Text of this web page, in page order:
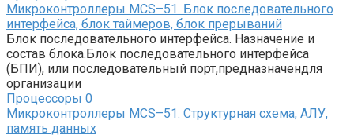
Микроконтроллеры MCS–51. Блок последовательного
интерфейса, блок таймеров, блок прерываний
Блок последовательного интерфейса. Назначение и
состав блока.Блок последовательного интерфейса
(БПИ), или последовательный порт,предназначендля
организации
Процессоры 0
Микроконтроллеры MCS–51. Cтруктурная схема, АЛУ,
память данных